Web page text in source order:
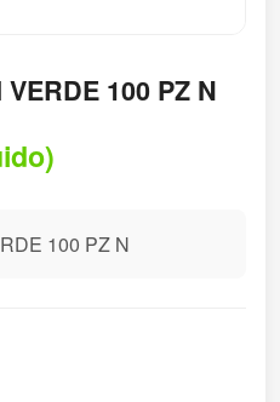
100 PZ N
100 PZ N